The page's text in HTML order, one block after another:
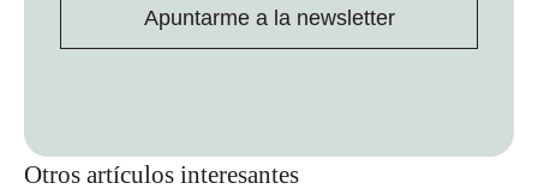
Otros artículos interesantes
Apuntarme a la newsletter